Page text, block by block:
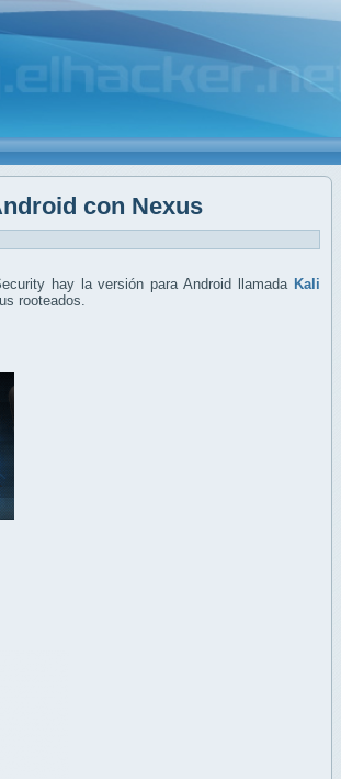
con Nexus
hay la versión para Android llamada Kali
rooteados.